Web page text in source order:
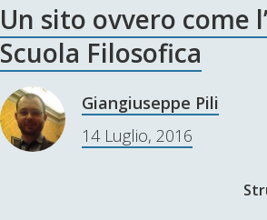
Un sito ovvero come
Scuola Filosofica
Giangiuseppe Pili
14 Luglio, 2016